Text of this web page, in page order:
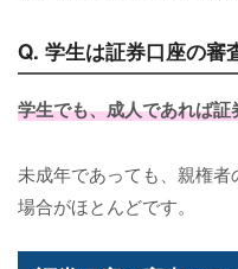
Q. 学生は証券口座の審
学生でも、成人であれば
未成年であっても、親権
場合がほとんどです。